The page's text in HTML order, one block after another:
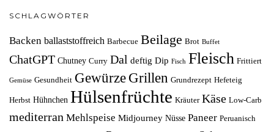
SCHLAGWÖRTER
Backen ballaststoffreich Barbecue Beilage Brot Buffet
ChatGPT Chutney Curry Dal deftig Dip Fisch Fleisch Frittiert
Gemüse Gesundheit Gewürze Grillen Grundrezept Hefeteig
Herbst Hühnchen Hülsenfrüchte Kräuter Käse Low-Carb
mediterran Mehlspeise Midjourney Nüsse Paneer Peruanisch